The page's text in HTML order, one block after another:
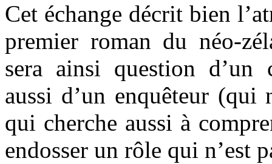
Cet échange décrit bien
premier roman du néo-
sera ainsi question d’un
aussi d’un enquêteur (qui
qui cherche aussi à
endosser un rôle qui n’est